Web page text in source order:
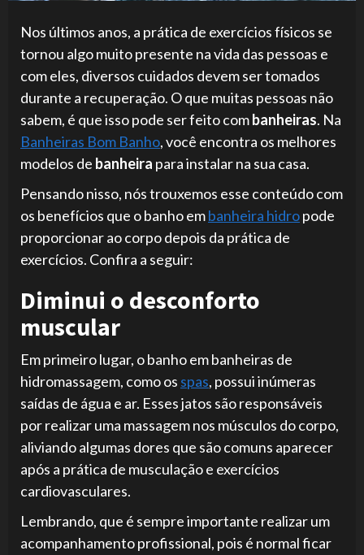
Nos últimos anos, a prática de exercícios físicos se
tornou algo muito presente na vida das pessoas e
com eles, diversos cuidados devem ser tomados
durante a recuperação. O que muitas pessoas não
sabem, é que isso pode ser feito combanheiras. Na
Banheiras Bom Banho, você encontra os melhores
modelos de banheira para instalar na sua casa.
Pensando nisso, nós trouxemos esse conteúdo com
os benefícios que o banho embanheira hidropode
proporcionar ao corpo depois da prática de
exercícios. Confira a seguir:
Diminui o desconforto
muscular
Em primeiro lugar, o banho em banheiras de
hidromassagem, como os spas, possui inúmeras
saídas de água e ar. Esses jatos são responsáveis
por realizar uma massagem nos músculos do corpo,
aliviando algumas dores que são comuns aparecer
após a prática de musculação e exercícios
cardiovasculares.
Lembrando, que é sempre importante realizar um
acompanhamento profissional, pois é normal ficar